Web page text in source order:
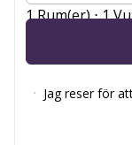
1 Rum(er) ⋅ 1
Jag reser för